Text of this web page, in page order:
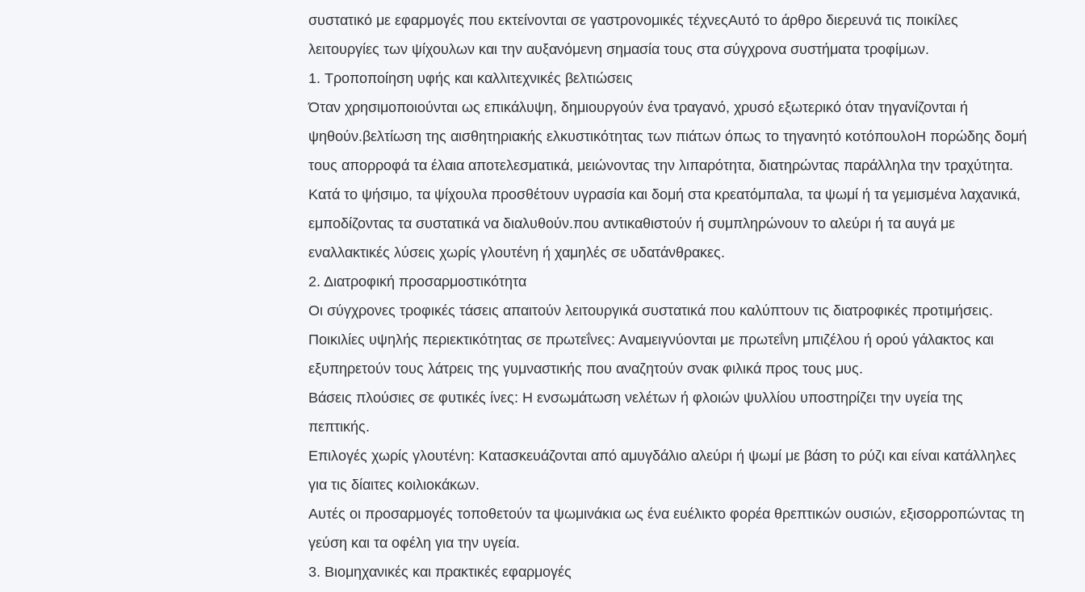
συστατικό με εφαρμογές που εκτείνονται σε γαστρονομικές τέχνεςΑυτό το άρθρο διερευνά τις ποικίλες
λειτουργίες των ψίχουλων και την αυξανόμενη σημασία τους στα σύγχρονα συστήματα τροφίμων.
1. Τροποποίηση υφής και καλλιτεχνικές βελτιώσεις
Όταν χρησιμοποιούνται ως επικάλυψη, δημιουργούν ένα τραγανό, χρυσό εξωτερικό όταν τηγανίζονται ή
ψηθούν.βελτίωση της αισθητηριακής ελκυστικότητας των πιάτων όπως το τηγανητό κοτόπουλοΗ πορώδης δομή
τους απορροφά τα έλαια αποτελεσματικά, μειώνοντας την λιπαρότητα, διατηρώντας παράλληλα την τραχύτητα.
Κατά το ψήσιμο, τα ψίχουλα προσθέτουν υγρασία και δομή στα κρεατόμπαλα, τα ψωμί ή τα γεμισμένα λαχανικά,
εμποδίζοντας τα συστατικά να διαλυθούν.που αντικαθιστούν ή συμπληρώνουν το αλεύρι ή τα αυγά με
εναλλακτικές λύσεις χωρίς γλουτένη ή χαμηλές σε υδατάνθρακες.
2. Διατροφική προσαρμοστικότητα
Οι σύγχρονες τροφικές τάσεις απαιτούν λειτουργικά συστατικά που καλύπτουν τις διατροφικές προτιμήσεις.
Ποικιλίες υψηλής περιεκτικότητας σε πρωτεΐνες: Αναμειγνύονται με πρωτεΐνη μπιζέλου ή ορού γάλακτος και
εξυπηρετούν τους λάτρεις της γυμναστικής που αναζητούν σνακ φιλικά προς τους μυς.
Βάσεις πλούσιες σε φυτικές ίνες: Η ενσωμάτωση νελέτων ή φλοιών ψυλλίου υποστηρίζει την υγεία της
πεπτικής.
Επιλογές χωρίς γλουτένη: Κατασκευάζονται από αμυγδάλιο αλεύρι ή ψωμί με βάση το ρύζι και είναι κατάλληλες
για τις δίαιτες κοιλιοκάκων.
Αυτές οι προσαρμογές τοποθετούν τα ψωμινάκια ως ένα ευέλικτο φορέα θρεπτικών ουσιών, εξισορροπώντας τη
γεύση και τα οφέλη για την υγεία.
3. Βιομηχανικές και πρακτικές εφαρμογές